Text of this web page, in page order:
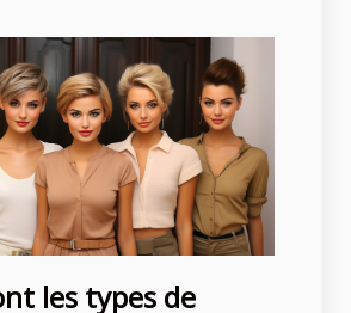
les types de